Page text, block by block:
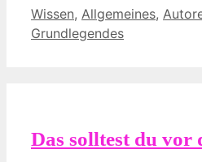
Kategorien
Wissen, Allgemeines,
Grundlegendes
Das solltest du vor